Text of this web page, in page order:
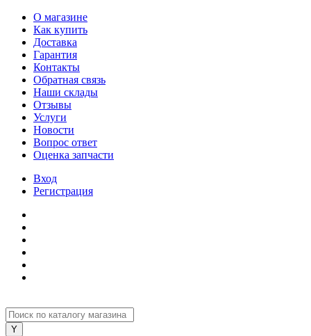
О магазине
Как купить
Доставка
Гарантия
Контакты
Обратная связь
Наши склады
Отзывы
Услуги
Новости
Вопрос ответ
Оценка запчасти
Вход
Регистрация